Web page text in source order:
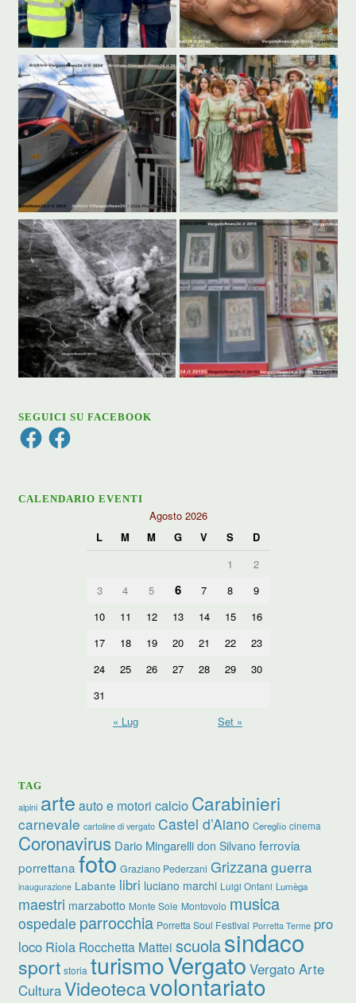
SEGUICI SU FACEBOOK
FacebookFacebook
CALENDARIO EVENTI
Agosto 2026
L
M M G V S
D
1
2
3
4 5 6 7 8
9
10
11 12 13 14 15
16
17
18 19 20 21 22
23
24
25 26 27 28 29
30
31
« Lug
Set »
TAG
alpini arte auto e motori calcio Carabinieri
carnevale cartoline di vergato Castel d’Aiano Cereglio cinema
Coronavirus Dario Mingarelli don Silvano ferrovia
porrettana foto Graziano Pederzani Grizzanaguerra
inaugurazione Labante libri luciano marchi Luigi Ontani Lumèga
maestri marzabotto Monte Sole Montovolo musica
ospedale parrocchia Porretta Soul Festival Porretta Terme pro
loco Riola Rocchetta Mattei scuolasindaco
sport storia turismoVergato Vergato Arte
CulturaVideotecavolontariato